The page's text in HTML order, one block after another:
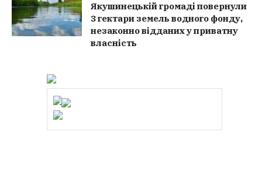
Якушинецькій громаді повернули
3 гектари земель водного фонду,
незаконно відданих у приватну
власність